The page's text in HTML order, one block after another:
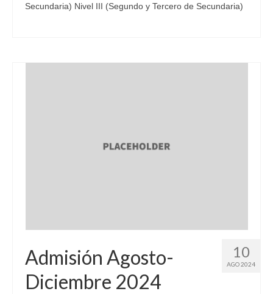
Secundaria) Nivel III (Segundo y Tercero de Secundaria)
10
AGO 2024
Admisión Agosto-
Diciembre 2024